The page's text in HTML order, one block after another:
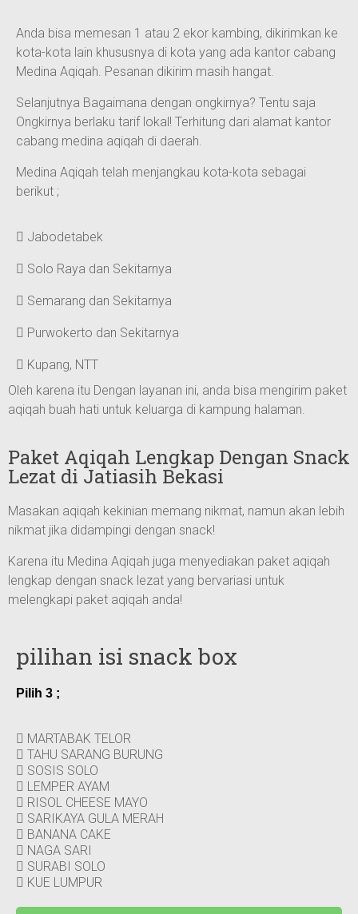
Anda bisa memesan 1 atau 2 ekor kambing, dikirimkan ke
kota-kota lain khususnya di kota yang ada kantor cabang
Medina Aqiqah. Pesanan dikirim masih hangat.
Selanjutnya Bagaimana dengan ongkirnya? Tentu saja
Ongkirnya berlaku tarif lokal! Terhitung dari alamat kantor
cabang medina aqiqah di daerah.
Medina Aqiqah telah menjangkau kota-kota sebagai
berikut ;
Jabodetabek
Solo Raya dan Sekitarnya
Semarang dan Sekitarnya
Purwokerto dan Sekitarnya
Kupang, NTT
Oleh karena itu Dengan layanan ini, anda bisa mengirim paket
aqiqah buah hati untuk keluarga di kampung halaman.
Paket Aqiqah Lengkap Dengan Snack
Lezat di Jatiasih Bekasi
Masakan aqiqah kekinian memang nikmat, namun akan lebih
nikmat jika didampingi dengan snack!
Karena itu Medina Aqiqah juga menyediakan paket aqiqah
lengkap dengan snack lezat yang bervariasi untuk
melengkapi paket aqiqah anda!
pilihan isi snack box
Pilih 3 ;
MARTABAK TELOR
TAHU SARANG BURUNG
SOSIS SOLO
LEMPER AYAM
RISOL CHEESE MAYO
SARIKAYA GULA MERAH
BANANA CAKE
NAGA SARI
SURABI SOLO
KUE LUMPUR